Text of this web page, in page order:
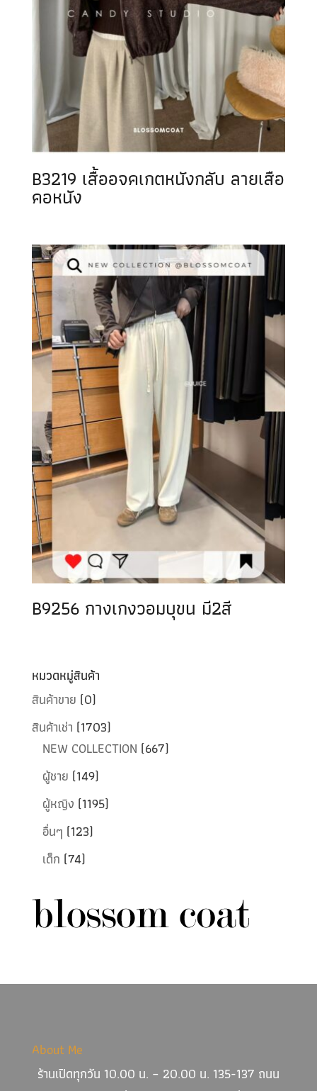
B3219 เสื้ออจคเกตหนังกลับ ลายเสือ
คอหนัง
B9256 กางเกงวอมบุขน มี2สี
หมวดหมู่สินค้า
สินค้าขาย (0)
สินค้าเช่า (1703)
NEW COLLECTION (667)
ผู้ชาย (149)
ผู้หญิง (1195)
อื่นๆ (123)
เด็ก (74)
About Me
ร้านเปิดทุกวัน 10.00 น. – 20.00 น. 135-137 ถนน